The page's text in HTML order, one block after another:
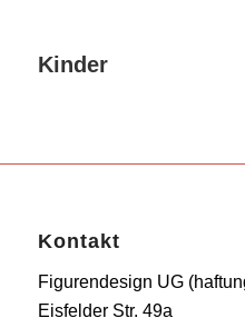
Kinder
Kontakt
Figurendesign UG
Eisfelder Str. 49a